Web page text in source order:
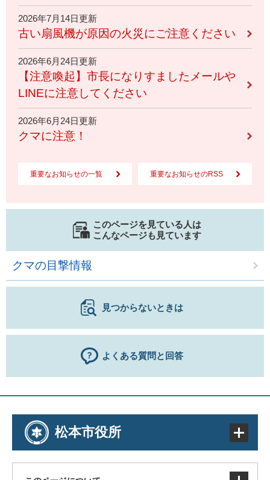
2026年7月14日更新
古い扇風機が原因の火災にご注意ください
2026年6月24日更新
【注意喚起】市長になりすましたメールや
LINEに注意してください
2026年6月24日更新
クマに注意！
重要なお知らせの一覧 重要なお知らせのRSS
このページを見ている人は
こんなページも見ています
クマの目撃情報
見つからないときは
よくある質問と回答
松本市役所